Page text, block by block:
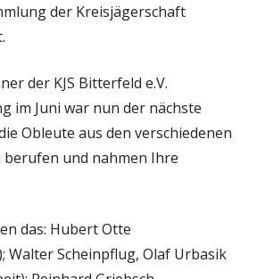
der Kreisjägerschaft
der KJS Bitterfeld e.V.
im Juni war nun der nächste
Obleute aus den verschiedenen
berufen und nahmen Ihre
das: Hubert Otte
Walter Scheinpflug, Olaf Urbasik